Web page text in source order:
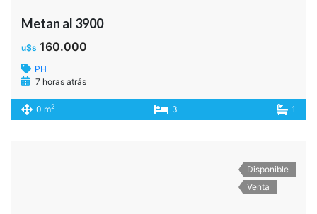
Metan al 3900
u$s 160.000
PH
7 horas atrás
0 m2 3 1
Disponible
Venta